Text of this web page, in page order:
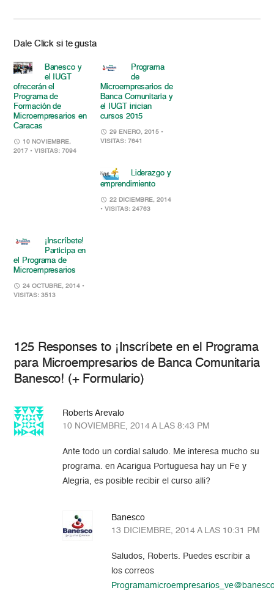
Dale Click si te gusta
Banesco y
el IUGT
ofrecerán el
Programa de
Formación de
Microempresarios en
Caracas
10 NOVIEMBRE,
2017 • VISITAS: 7094
Programa
de
Microempresarios de
Banca Comunitaria y
el IUGT inician
cursos 2015
29 ENERO, 2015 •
VISITAS: 7641
Liderazgo y
emprendimiento
22 DICIEMBRE, 2014
• VISITAS: 24763
¡Inscríbete!
Participa en
el Programa de
Microempresarios
24 OCTUBRE, 2014 •
VISITAS: 3513
125 Responses to ¡Inscríbete en el Programa
para Microempresarios de Banca Comunitaria
Banesco! (+ Formulario)
Roberts Arevalo
10 NOVIEMBRE, 2014 A LAS 8:43 PM
Ante todo un cordial saludo. Me interesa mucho su
programa. en Acarigua Portuguesa hay un Fe y
Alegria, es posible recibir el curso alli?
Banesco
13 DICIEMBRE, 2014 A LAS 10:31 PM
Saludos, Roberts. Puedes escribir a
los correos